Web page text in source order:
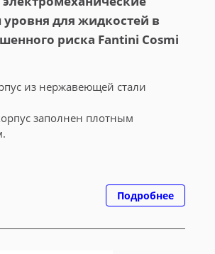
уровня для жидкостей в
риска Fantini Cosmi
из нержавеющей стали
заполнен плотным
Подробнее